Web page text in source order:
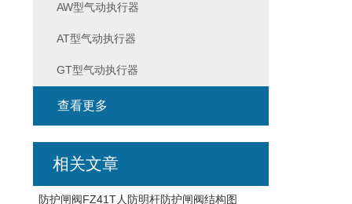
AW型气动执行器
AT型气动执行器
GT型气动执行器
查看更多
相关文章
防护闸阀FZ41T人防明杆防护闸阀结构图